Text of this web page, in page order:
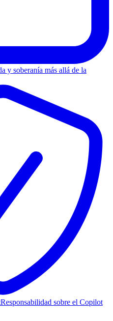
y soberanía más allá de la
Responsabilidad sobre el Copilot